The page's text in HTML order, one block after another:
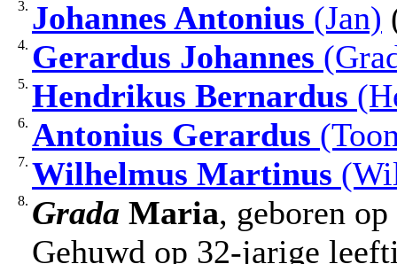
3. Johannes Antonius (Jan)
4. Gerardus Johannes
5. Hendrikus Bernardus
6. Antonius Gerardus
7. Wilhelmus Martinus
8. Grada Maria, geboren
Gehuwd op 32-jarige